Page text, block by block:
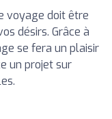
voyage doit être
désirs. Grâce à
se fera un plaisir
un projet sur